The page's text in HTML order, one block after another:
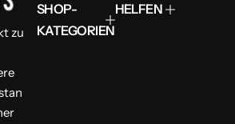
zu
SHOP-
KATEGORIEN
HELFEN